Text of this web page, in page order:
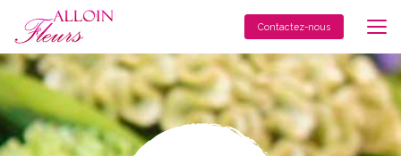
contenu
principal
Contactez-nous